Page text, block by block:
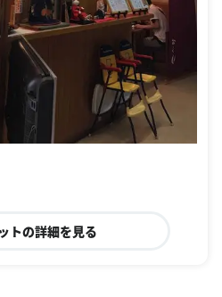
トの詳細を見る